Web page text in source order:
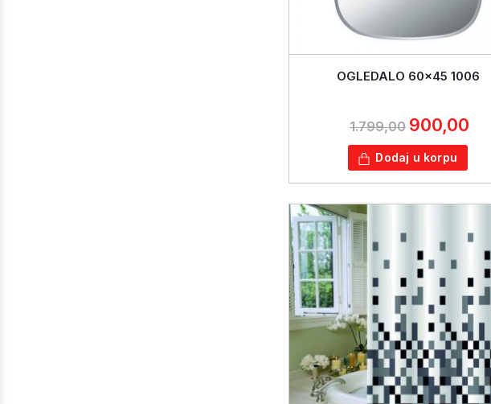
OGLEDALO 60x45 1006
1.799,00 900,00
Dodaj u korpu